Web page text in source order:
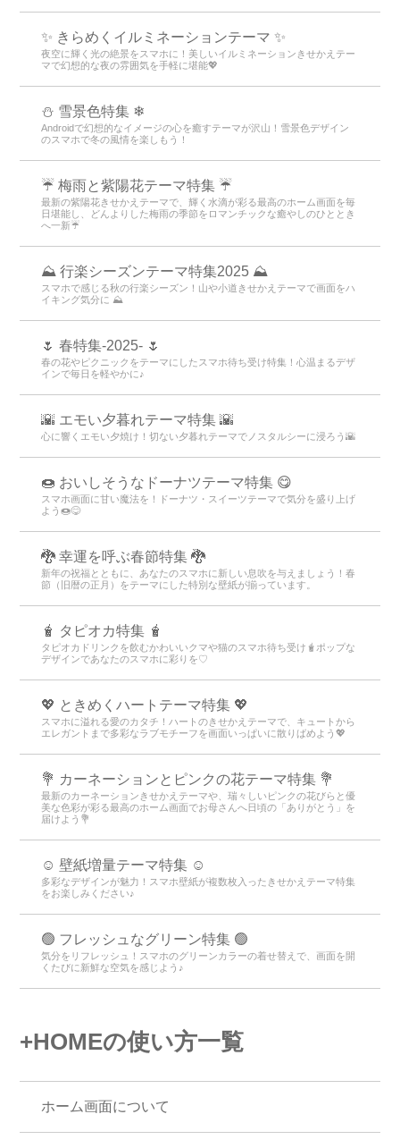
✨️ きらめくイルミネーションテーマ ✨️
夜空に輝く光の絶景をスマホに！美しいイルミネーションきせかえテー
マで幻想的な夜の雰囲気を手軽に堪能💖
⛄ 雪景色特集 ❄
Androidで幻想的なイメージの心を癒すテーマが沢山！雪景色デザイン
のスマホで冬の風情を楽しもう！
☔ 梅雨と紫陽花テーマ特集 ☔
最新の紫陽花きせかえテーマで、輝く水滴が彩る最高のホーム画面を毎
日堪能し、どんよりした梅雨の季節をロマンチックな癒やしのひととき
へ一新☔
⛰ 行楽シーズンテーマ特集2025 ⛰
スマホで感じる秋の行楽シーズン！山や小道きせかえテーマで画面をハ
イキング気分に ⛰
🌷 春特集-2025- 🌷
春の花やピクニックをテーマにしたスマホ待ち受け特集！心温まるデザ
インで毎日を軽やかに♪
🌇 エモい夕暮れテーマ特集 🌇
心に響くエモい夕焼け！切ない夕暮れテーマでノスタルシーに浸ろう🌇
🍩 おいしそうなドーナツテーマ特集 😋
スマホ画面に甘い魔法を！ドーナツ・スイーツテーマで気分を盛り上げ
よう🍩😋
🐉 幸運を呼ぶ春節特集 🐉
新年の祝福とともに、あなたのスマホに新しい息吹を与えましょう！春
節（旧暦の正月）をテーマにした特別な壁紙が揃っています。
🧋 タピオカ特集 🧋
タピオカドリンクを飲むかわいいクマや猫のスマホ待ち受け🧋ポップな
デザインであなたのスマホに彩りを♡
💖 ときめくハートテーマ特集 💖
スマホに溢れる愛のカタチ！ハートのきせかえテーマで、キュートから
エレガントまで多彩なラブモチーフを画面いっぱいに散りばめよう💖
💐 カーネーションとピンクの花テーマ特集 💐
最新のカーネーションきせかえテーマや、瑞々しいピンクの花びらと優
美な色彩が彩る最高のホーム画面でお母さんへ日頃の「ありがとう」を
届けよう💐
☺️ 壁紙増量テーマ特集 ☺️
多彩なデザインが魅力！スマホ壁紙が複数枚入ったきせかえテーマ特集
をお楽しみください♪
🟢 フレッシュなグリーン特集 🟢
気分をリフレッシュ！スマホのグリーンカラーの着せ替えで、画面を開
くたびに新鮮な空気を感じよう♪
+HOMEの使い方一覧
ホーム画面について